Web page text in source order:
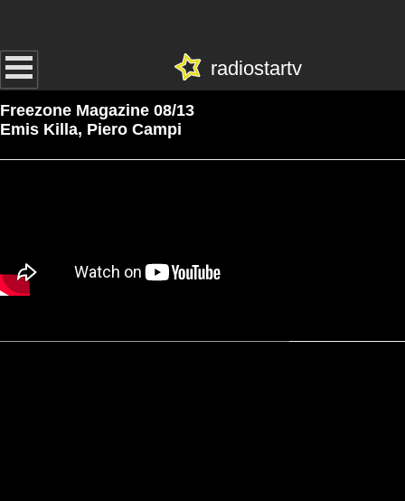
radiostartv
Freezone Magazine 08/13
Emis Killa, Piero Campi